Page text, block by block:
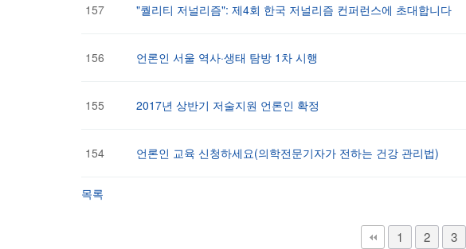
157 "퀄리티 저널리즘": 제4회 한국 저널리즘 컨퍼런스에 초대합니다
156 언론인 서울 역사·생태 탐방 1차 시행
155 2017년 상반기 저술지원 언론인 확정
154 언론인 교육 신청하세요(의학전문기자가 전하는 건강 관리법)
목록
1 2 3